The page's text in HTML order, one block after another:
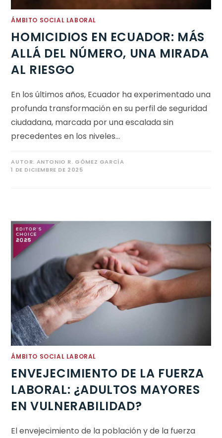
ÁMBITO SOCIAL LABORAL
HOMICIDIOS EN ECUADOR: MÁS
ALLÁ DEL NÚMERO, UNA MIRADA
AL RIESGO
En los últimos años, Ecuador ha experimentado una
profunda transformación en su perfil de seguridad
ciudadana, marcada por una escalada sin
precedentes en los niveles…
AUTOR: ANTONIO R. GÓMEZ GARCÍA
1 DE DICIEMBRE DE 2025
ÁMBITO SOCIAL LABORAL
ENVEJECIMIENTO DE LA FUERZA
LABORAL: ¿ADULTOS MAYORES
EN VULNERABILIDAD?
El envejecimiento de la población y de la fuerza